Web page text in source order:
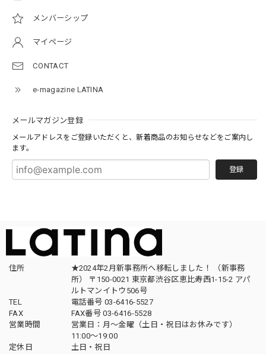
メンバーシップ
マイページ
CONTACT
e-magazine LATINA
メールマガジン登録
メールアドレスをご登録いただくと、新着商品のお知らせなどをご案内し
ます。
登録
住所
★2024年2月新事務所へ移転しました！ （新事務
所） 〒150-0021 東京都渋谷区恵比寿西1-15-2 アパ
ルトマンイトウ506号
TEL
電話番号 03-6416-5527
FAX
FAX番号 03-6416-5528
営業時間
営業日：月〜金曜（土日・祝日はお休みです）
11:00〜19:00
定休日
土日・祝日